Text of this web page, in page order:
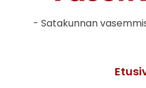
- Satakunnan